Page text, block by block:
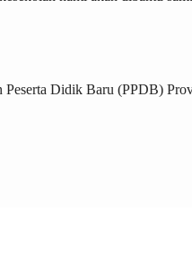
Peserta Didik Baru (PPDB)